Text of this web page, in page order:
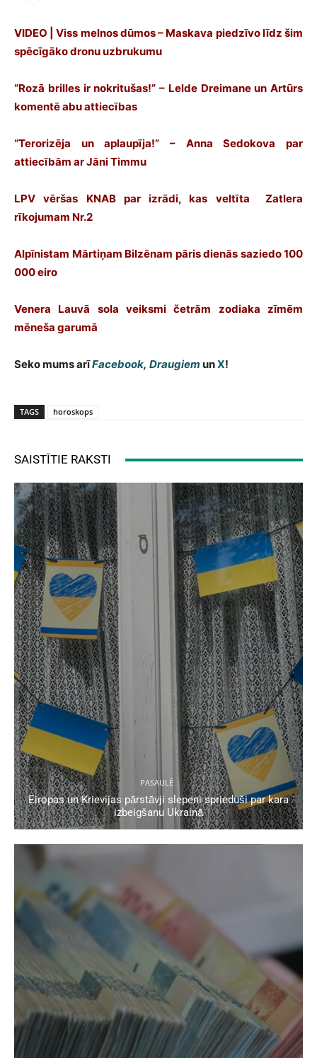
VIDEO | Viss melnos dūmos – Maskava piedzīvo līdz šim
spēcīgāko dronu uzbrukumu
“Rozā brilles ir nokritušas!” – Lelde Dreimane un Artūrs
komentē abu attiecības
“Terorizēja un aplaupīja!” – Anna Sedokova par
attiecībām ar Jāni Timmu
LPV vēršas KNAB par izrādi, kas veltīta Zatlera
rīkojumam Nr.2
Alpīnistam Mārtiņam Bilzēnam pāris dienās saziedo 100
000 eiro
Venera Lauvā sola veiksmi četrām zodiaka zīmēm
mēneša garumā
Seko mums arīFacebook, Draugiem unX!
TAGS horoskops
SAISTĪTIE RAKSTI
PASAULĒ
Eiropas un Krievijas pārstāvji slepeni sprieduši par kara
izbeigšanu Ukrainā